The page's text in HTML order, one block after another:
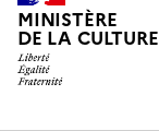
MINISTÈRE
DE LA CULTURE